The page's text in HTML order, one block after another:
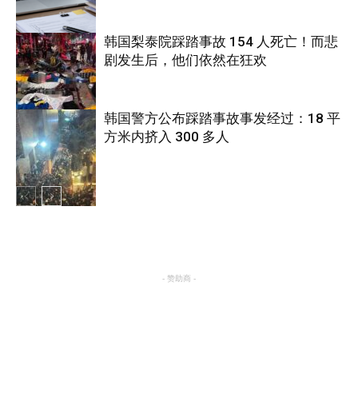
国际
国际
韩国梨泰院踩踏事故 154 人死亡！而悲
剧发生后，他们依然在狂欢
韩国警方公布踩踏事故事发经过：18 平
方米内挤入 300 多人
- 赞助商 -